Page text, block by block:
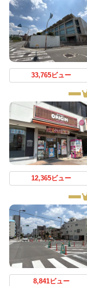
33,765ビュー
12,365ビュー
8,841ビュー